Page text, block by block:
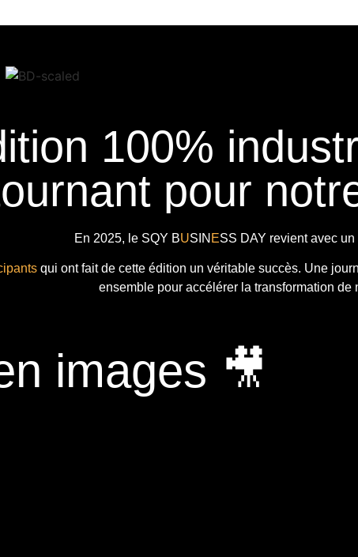
100%
pour
En 2025, le SQY BUSIN ESS DAY revient avec un
qui ont fait de cette édition un véritable succès. Une
ensemble pour accélérer la transformation de
images 🎥